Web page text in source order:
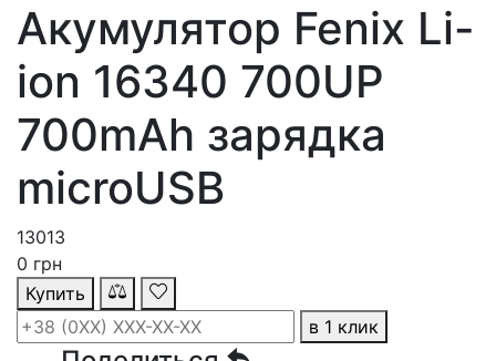
Акумулятор Fenix Li-
ion 16340 700UP
700mAh зарядка
microUSB
13013
0 грн
Купить
в 1 клик